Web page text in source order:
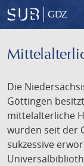
GDZ
Die
Göttingen
mittelalterliche
wurden seit der
sukzessive